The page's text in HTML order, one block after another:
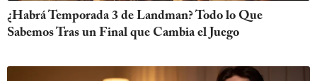
¿Habrá Temporada 3 de Landman? Todo lo Que
Sabemos Tras un Final que Cambia el Juego